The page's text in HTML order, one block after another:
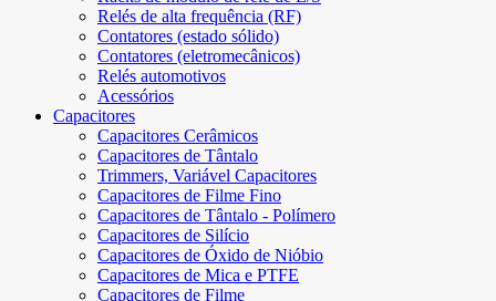
Relés de alta frequência (RF)
Contatores (estado sólido)
Contatores (eletromecânicos)
Relés automotivos
Acessórios
Capacitores
Capacitores Cerâmicos
Capacitores de Tântalo
Trimmers, Variável Capacitores
Capacitores de Filme Fino
Capacitores de Tântalo - Polímero
Capacitores de Silício
Capacitores de Óxido de Nióbio
Capacitores de Mica e PTFE
Capacitores de Filme